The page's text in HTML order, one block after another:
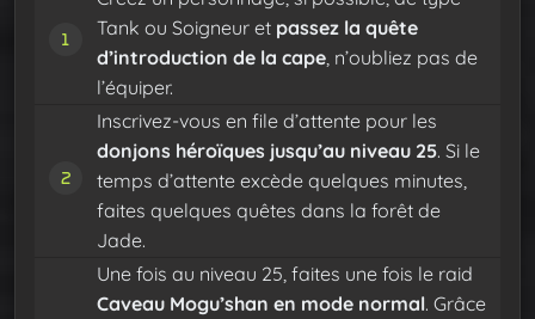
Tank ou Soigneur et passez la quête
d’introduction de la cape , n’oubliez pas de
l’équiper.
Inscrivez-vous en file d’attente pour les
donjons héroïques jusqu’au niveau 25. Si le
temps d’attente excède quelques minutes,
faites quelques quêtes dans la forêt de
Jade.
Une fois au niveau 25, faites une fois le raid
Caveau Mogu’shan en mode normal. Grâce